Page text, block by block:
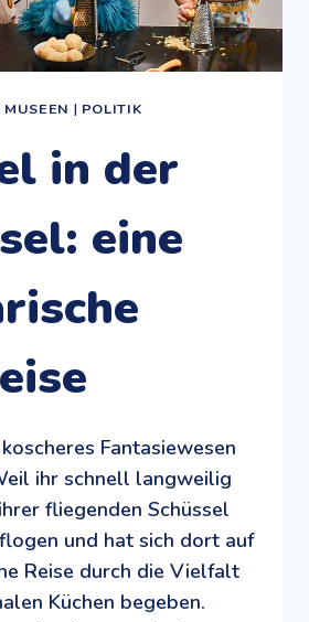
MUSEEN | POLITIK
in der
eine
Fantasiewesen
ihr schnell langweilig
fliegenden Schüssel
und hat sich dort auf
Reise durch die Vielfalt
Küchen begeben.